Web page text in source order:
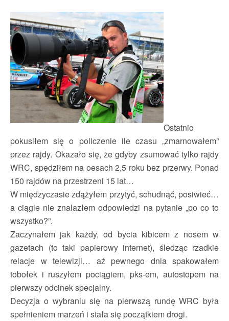
Ostatnio
pokusiłem się o policzenie ile czasu „zmarnowałem”
przez rajdy. Okazało się, że gdyby zsumować tylko rajdy
WRC, spędziłem na oesach 2,5 roku bez przerwy. Ponad
150 rajdów na przestrzeni 15 lat…
W międzyczasie zdążyłem przytyć, schudnąć, posiwieć…
a ciągle nie znalazłem odpowiedzi na pytanie „po co to
wszystko?”.
Zaczynałem jak każdy, od bycia kibicem z nosem w
gazetach (to taki papierowy internet), śledząc rzadkie
relacje w telewizji… aż pewnego dnia spakowałem
tobołek i ruszyłem pociągiem, pks-em, autostopem na
pierwszy odcinek specjalny.
Decyzja o wybraniu się na pierwszą rundę WRC była
spełnieniem marzeń i stała się początkiem drogi.